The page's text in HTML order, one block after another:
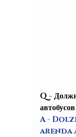
Q -
A -
arenda